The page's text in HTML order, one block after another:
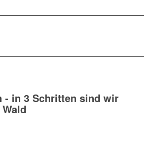
- in 3 Schritten sind wir